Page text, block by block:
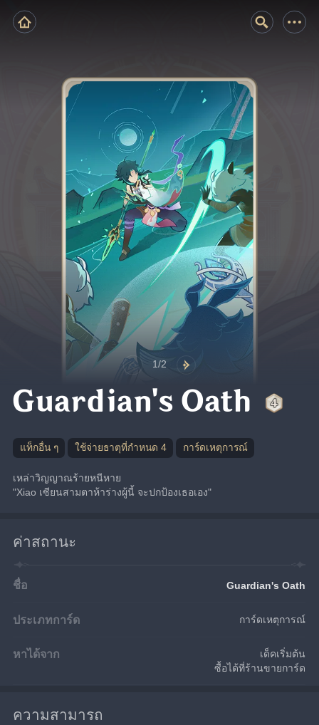
1/2
Guardian's Oath
แท็กอื่น ๆ ใช้จ่ายธาตุที่กำหนด 4 การ์ดเหตุการณ์
เหล่าวิญญาณร้ายหนีหาย
"Xiao เซียนสามตาห้าร่างผู้นี้ จะปกป้องเธอเอง"
ค่าสถานะ
ชื่อ Guardian's Oath
ประเภทการ์ด การ์ดเหตุการณ์
หาได้จาก
เด็คเริ่มต้น
ซื้อได้ที่ร้านขายการ์ด
ความสามารถ